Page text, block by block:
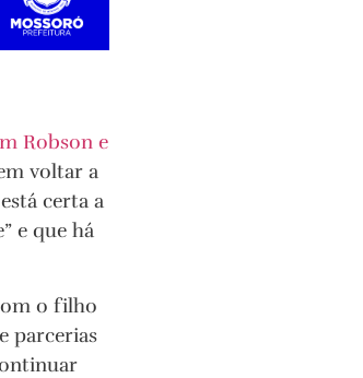
Robson e
voltar a
certa a
e que há
o filho
parcerias